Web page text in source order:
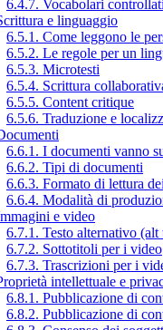
6.4.7. Vocabolari
e linguaggio
6.5.1. Come leggono le
6.5.2. Le regole per un
6.5.3. Microtesti
6.5.4. Scrittura
6.5.5. Content critique
6.5.6. Traduzione e
6.6.1. I documenti vanno
6.6.2. Tipi di documenti
6.6.3. Formato di lettura
6.6.4. Modalità di
e video
6.7.1. Testo alternativo
6.7.2. Sottotitoli per i video
6.7.3. Trascrizioni per i
intellettuale e
6.8.1. Pubblicazione di
6.8.2. Pubblicazione di